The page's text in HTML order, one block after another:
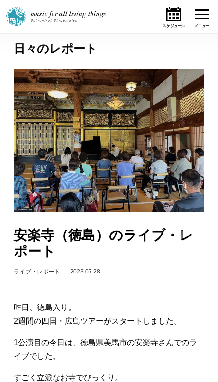
ホーム
ニュース
テーマ
ライブ・スケジュール
作品
オンライン・ショップ
ギャラリー
日々のレポート
演奏依頼
お問い合わせ
日々のレポート
安楽寺（徳島）のライブ・レ
ポート
ライブ・レポート 2023.07.28
昨日、徳島入り。
2週間の四国・広島ツアーがスタートしました。
1公演目の今日は、徳島県美馬市の安楽寺さんでのラ
イブでした。
すごく立派なお寺でびっくり。